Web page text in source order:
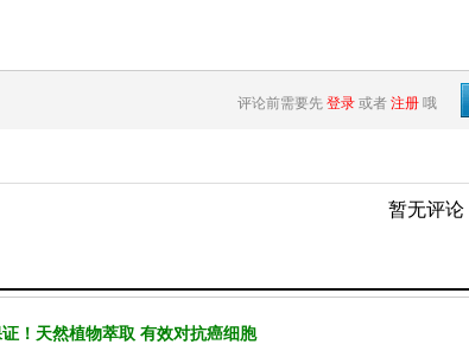
评论前需要先 登录 或者 注册 哦
暂无评论
！天然植物萃取 有效对抗癌细胞